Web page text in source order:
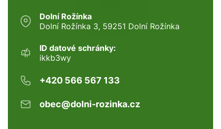
Dolní Rožínka
Dolní Rožínka 3, 59251 Dolní Rožínka
ID datové schránky:
ikkb3wy
+420 566 567 133
obec@dolni-rozinka.cz